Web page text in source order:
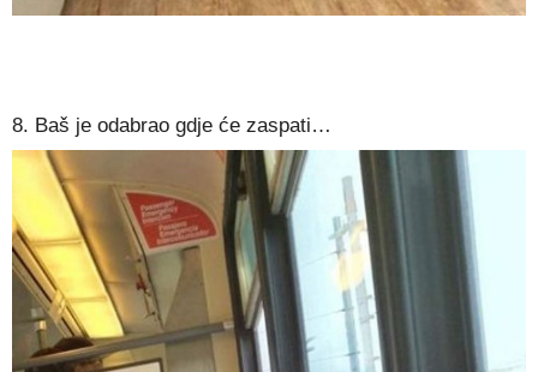
8. Baš je odabrao gdje će zaspati…